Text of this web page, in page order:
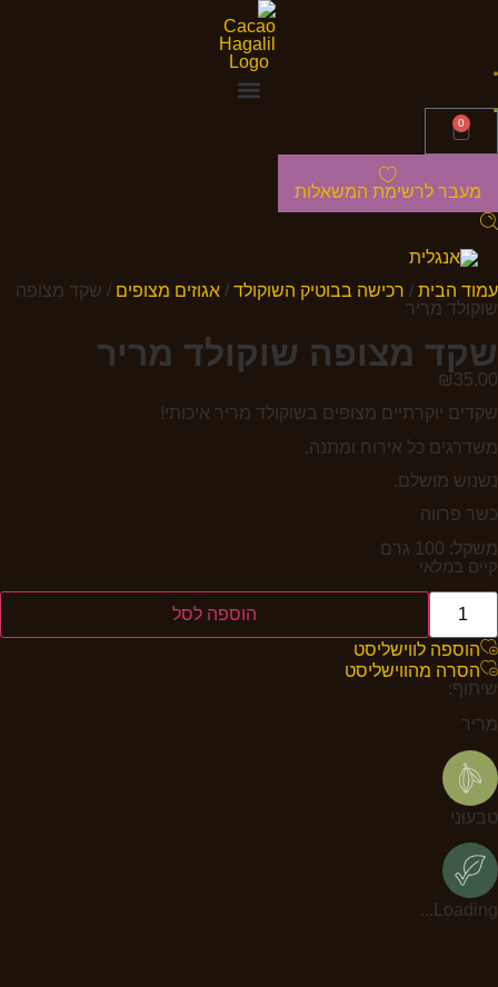
0
מעבר לרשימת המשאלות
עמוד הבית / רכישה בבוטיק השוקולד / אגוזים מצופים / שקד מצופה
שוקולד מריר
שקד מצופה שוקולד מריר
₪35.00
שקדים יוקרתיים מצופים בשוקולד מריר איכותי!
משדרגים כל אירוח ומתנה.
נשנוש מושלם.
כשר פרווה
משקל: 100 גרם
קיים במלאי
הוספה לסל
הוספה לווישליסט
הסרה מהווישליסט
שיתוף:
מריר
טבעוני
Loading...